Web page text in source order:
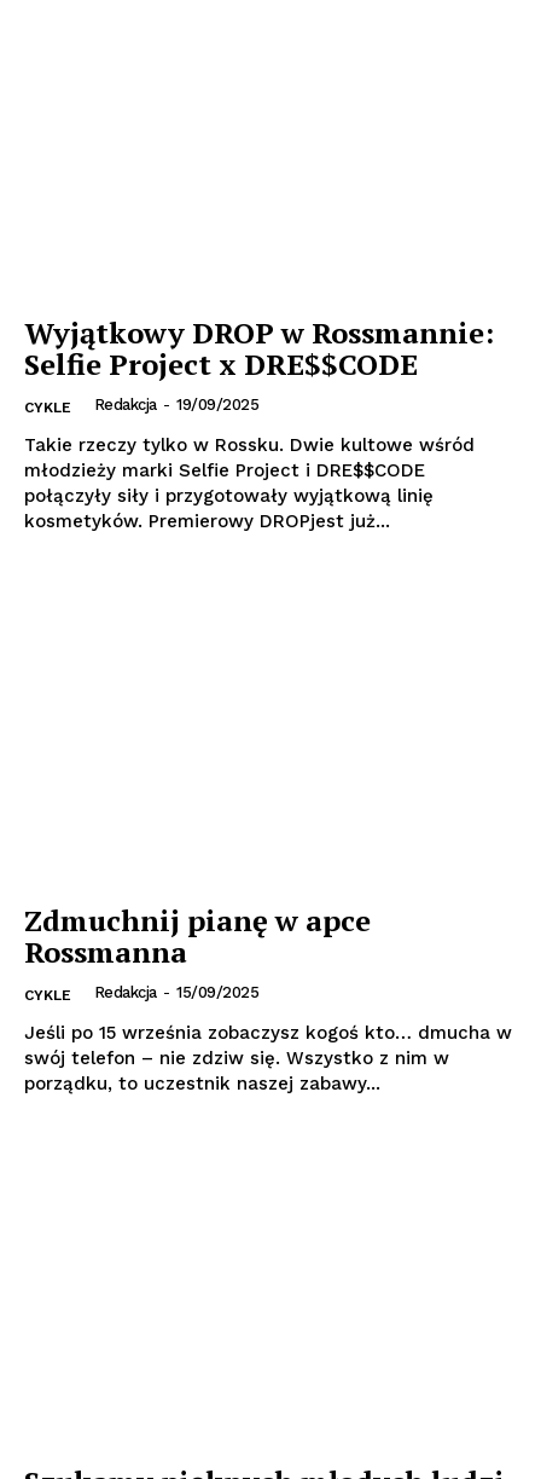
Wyjątkowy DROP w Rossmannie:
Selfie Project x DRE$$CODE
CYKLE Redakcja - 19/09/2025
Takie rzeczy tylko w Rossku. Dwie kultowe wśród
młodzieży marki Selfie Project i DRE$$CODE
połączyły siły i przygotowały wyjątkową linię
kosmetyków. Premierowy DROPjest już...
Zdmuchnij pianę w apce
Rossmanna
CYKLE Redakcja - 15/09/2025
Jeśli po 15 września zobaczysz kogoś kto… dmucha w
swój telefon – nie zdziw się. Wszystko z nim w
porządku, to uczestnik naszej zabawy...